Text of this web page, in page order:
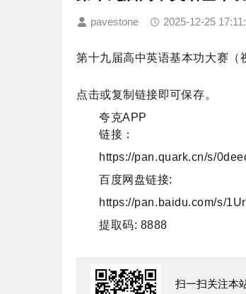
pavestone 2025-12-25
第十九届高中英语基本功大赛（
点击或复制链接即可保存。
夸克APP
链接：
https://pan.quark.cn/s/
百度网盘链接:
https://pan.baidu.com/s/
提取码: 8888
扫一扫关注本